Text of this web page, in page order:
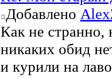
Добавлено
Как не странно,
никаких обид
и курили на